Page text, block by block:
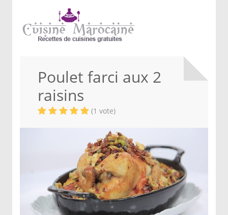
Poulet farci aux 2
raisins
(1 vote)